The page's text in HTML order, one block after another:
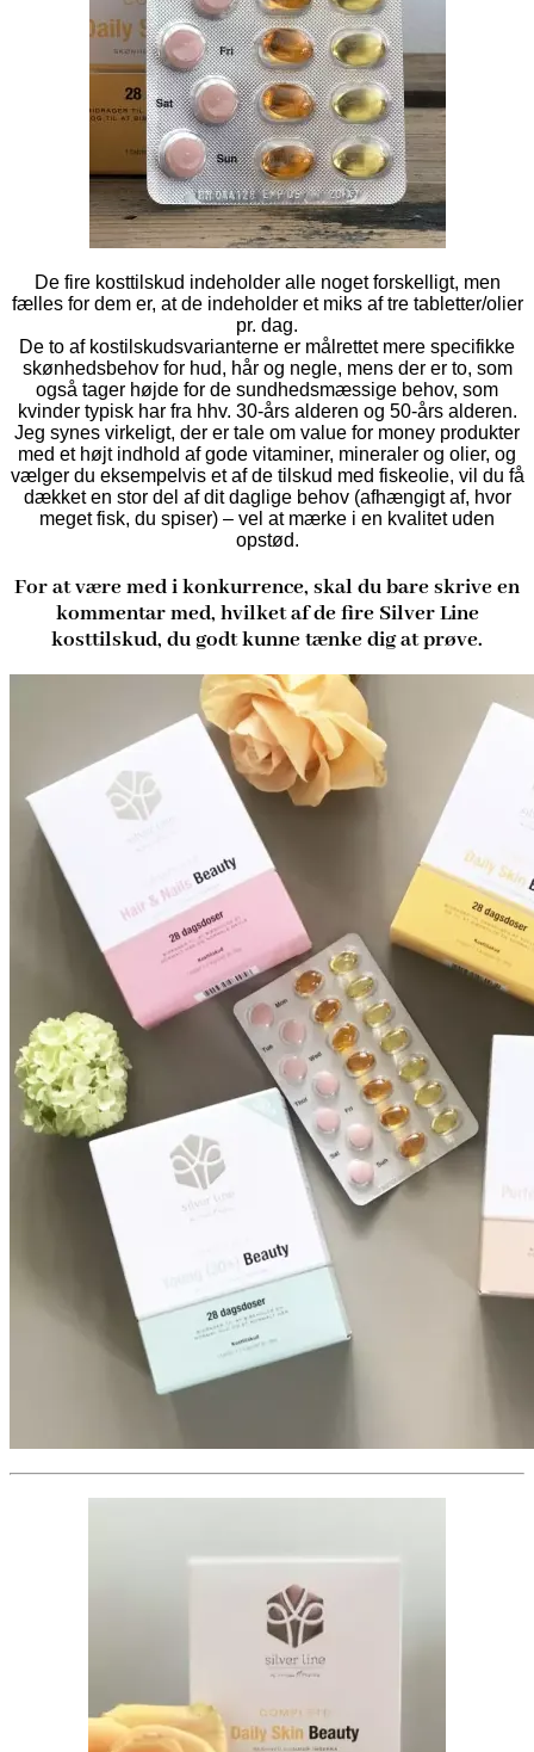
De fire kosttilskud indeholder alle noget forskelligt, men
fælles for dem er, at de indeholder et miks af tre tabletter/olier
pr. dag.
De to af kostilskudsvarianterne er målrettet mere specifikke
skønhedsbehov for hud, hår og negle, mens der er to, som
også tager højde for de sundhedsmæssige behov, som
kvinder typisk har fra hhv. 30-års alderen og 50-års alderen.
Jeg synes virkeligt, der er tale om value for money produkter
med et højt indhold af gode vitaminer, mineraler og olier, og
vælger du eksempelvis et af de tilskud med fiskeolie, vil du få
dækket en stor del af dit daglige behov (afhængigt af, hvor
meget fisk, du spiser) – vel at mærke i en kvalitet uden
opstød.
For at være med i konkurrence, skal du bare skrive en
kommentar med, hvilket af de fire Silver Line
kosttilskud, du godt kunne tænke dig at prøve.